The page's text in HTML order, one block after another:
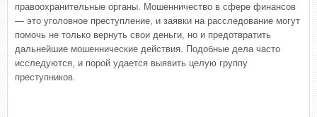
правоохранительные органы. Мошенничество в сфере финансов
— это уголовное преступление, и заявки на расследование могут
помочь не только вернуть свои деньги, но и предотвратить
дальнейшие мошеннические действия. Подобные дела часто
исследуются, и порой удается выявить целую группу
преступников.